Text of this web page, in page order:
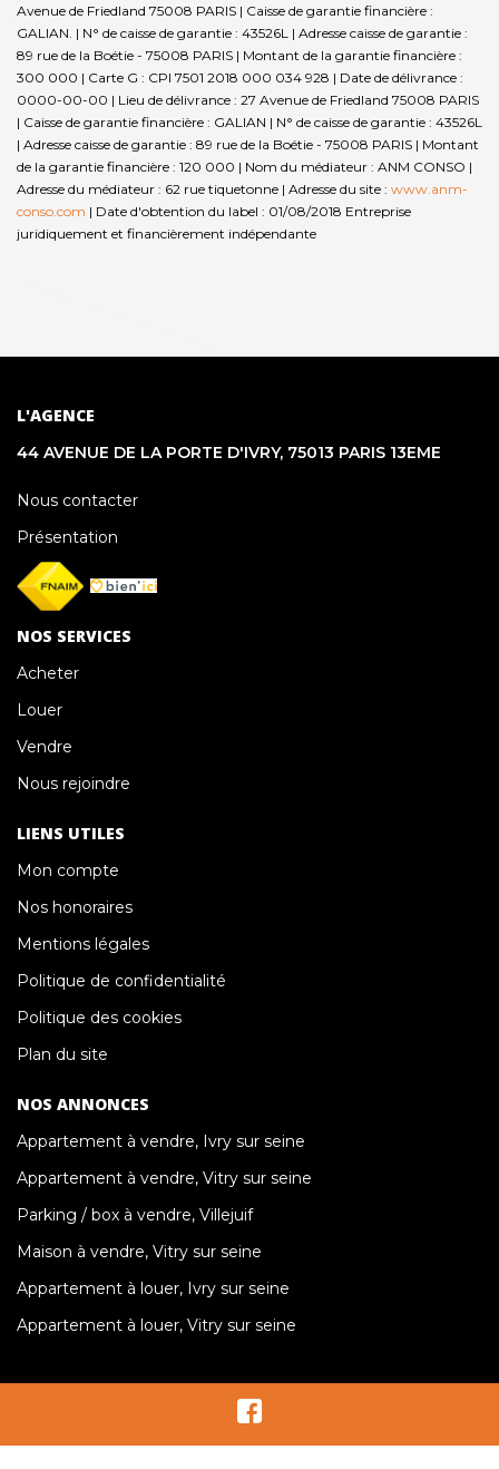
Avenue de Friedland 75008 PARIS | Caisse de garantie financière :
GALIAN. | N° de caisse de garantie : 43526L | Adresse caisse de garantie :
89 rue de la Boétie - 75008 PARIS | Montant de la garantie financière :
300 000 | Carte G : CPI 7501 2018 000 034 928 | Date de délivrance :
0000-00-00 | Lieu de délivrance : 27 Avenue de Friedland 75008 PARIS
| Caisse de garantie financière : GALIAN | N° de caisse de garantie : 43526L
| Adresse caisse de garantie : 89 rue de la Boétie - 75008 PARIS | Montant
de la garantie financière : 120 000 | Nom du médiateur : ANM CONSO |
Adresse du médiateur : 62 rue tiquetonne | Adresse du site : www.anm-
conso.com | Date d'obtention du label : 01/08/2018 Entreprise
juridiquement et financièrement indépendante
L'AGENCE
44 AVENUE DE LA PORTE D'IVRY, 75013 PARIS 13EME
Nous contacter
Présentation
NOS SERVICES
Acheter
Louer
Vendre
Nous rejoindre
LIENS UTILES
Mon compte
Nos honoraires
Mentions légales
Politique de confidentialité
Politique des cookies
Plan du site
NOS ANNONCES
Appartement à vendre, Ivry sur seine
Appartement à vendre, Vitry sur seine
Parking / box à vendre, Villejuif
Maison à vendre, Vitry sur seine
Appartement à louer, Ivry sur seine
Appartement à louer, Vitry sur seine